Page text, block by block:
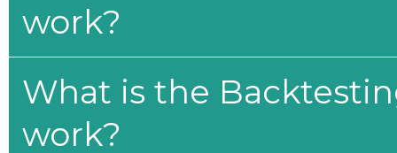
work?
What is the
work?